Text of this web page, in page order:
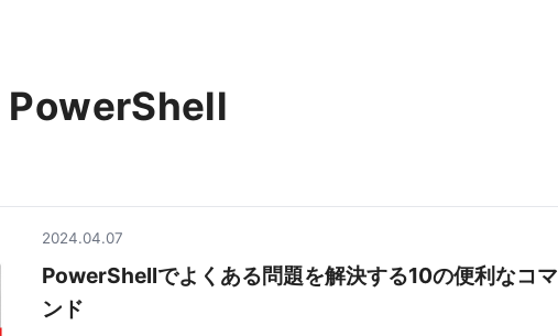
PowerShell
2024.04.07
PowerShellでよくある問題を解決する10の便利なコマ
ンド